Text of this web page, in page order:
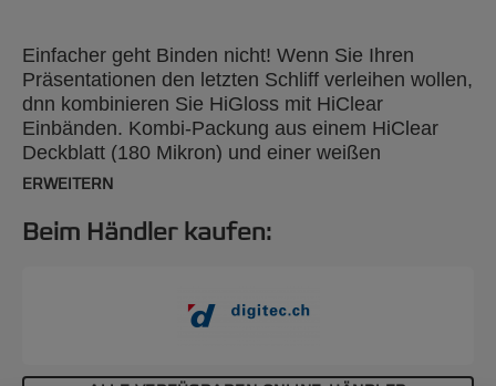
Einfacher geht Binden nicht! Wenn Sie Ihren
Präsentationen den letzten Schliff verleihen wollen,
dnn kombinieren Sie HiGloss mit HiClear
Einbänden. Kombi-Packung aus einem HiClear
Deckblatt (180 Mikron) und einer weißen
LeatherGrain™ Rückseite (250 g/m²). Je 25 Stück.
ERWEITERN
Beim Händler kaufen: